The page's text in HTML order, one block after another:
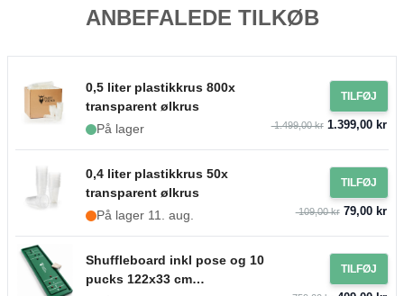
ANBEFALEDE TILKØB
0,5 liter plastikkrus 800x
transparent ølkrus
På lager
TILFØJ
1.499,00 kr1.399,00 kr
0,4 liter plastikkrus 50x
transparent ølkrus
På lager 11. aug.
TILFØJ
109,00 kr79,00 kr
Shuffleboard inkl pose og 10
pucks 122x33 cm
TILFØJ